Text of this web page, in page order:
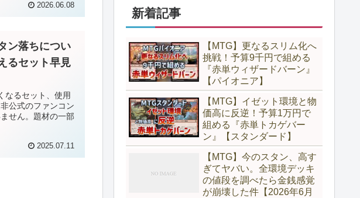
2026.06.08
ン落ちについ
るセット早見
なるセット、使用
公式のファンコン
せん。題材の一部
2025.07.11
新着記事
【MTG】更なるスリム化へ
挑戦！予算9千円で組める
『赤単ウィザードバーン』
【パイオニア】
【MTG】イゼット環境と物
価高に反逆！予算1万円で
組める『赤単トカゲバー
ン』【スタンダード】
【MTG】今のスタン、高す
ぎてヤバい。全環境デッキ
の値段を調べたら金銭感覚
が崩壊した件【2026年6月